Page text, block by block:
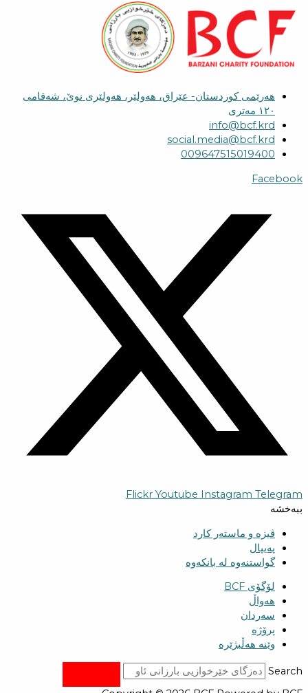
هەرێمی کوردستان- عێراق، هەولێر، هەولێری نوێ، شەقامی
١٢٠ مەتری
info@bcf.krd
social.media@bcf.krd
009647515019400
Facebook
Flickr Youtube Instagram Telegram
ببەخشە
ڤیزە و ماستەر کارد
پەیپال
گواستنەوە لە بانکەوە
لۆگۆی BCF
هەواڵ
سەردان
پرۆژە
وێنە هەڵبژێرە
Search